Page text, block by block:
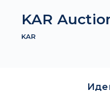
KAR
KAR